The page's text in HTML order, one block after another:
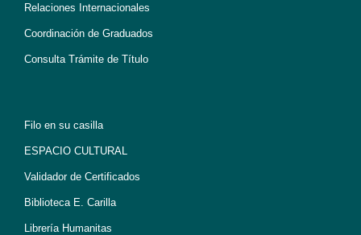
Relaciones Internacionales
Coordinación de Graduados
Consulta Trámite de Título
Filo en su casilla
ESPACIO CULTURAL
Validador de Certificados
Biblioteca E. Carilla
Librería Humanitas